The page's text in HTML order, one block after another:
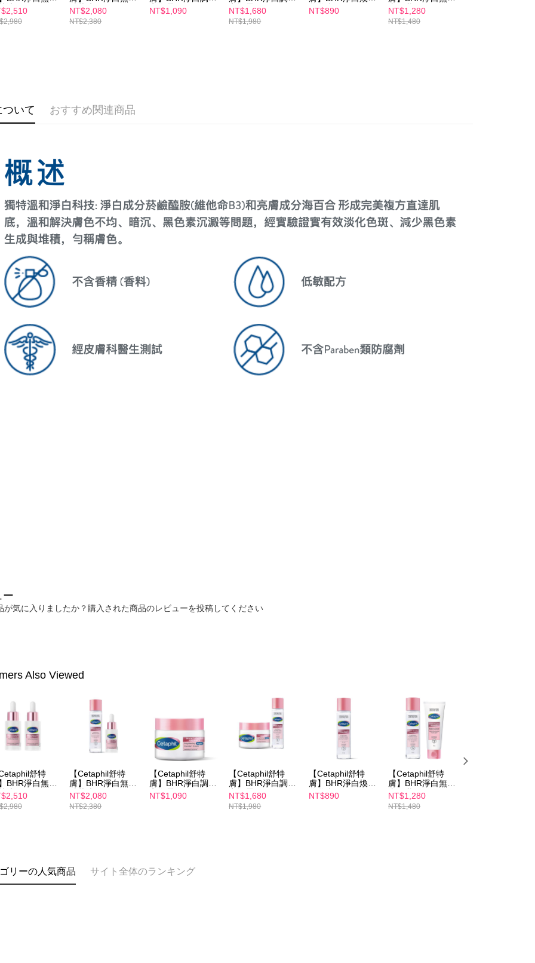
AFTEE公式ホームページの『個人情報の収集、処理及び利用に関する声
明』をご参照ください（https://aftee.tw/privacypolicy/）。
液 30ml x2
精華液 30ml+BHR
淨白煥新化妝水
150mL
NT$2,080
NT$2,380
安撫霜 50g
NT$1,090
安撫霜 50g+BHR
淨白煥新化妝水
150mL
NT$1,680
NT$1,980
化妝水 150mL
NT$890
潔面乳 100g+BHR
淨白煥新化妝水
150mL
NT$1,280
NT$1,480
いて おすすめ関連商品
ー
が気に入りましたか？購入された商品のレビューを投稿してください
Also Viewed
Cetaphil舒特
BHR淨白無暇
液 30ml x2
【Cetaphil舒特
膚】BHR淨白無暇
精華液 30ml+BHR
淨白煥新化妝水
150mL
NT$2,080
NT$2,380
【Cetaphil舒特
膚】BHR淨白調理
安撫霜 50g
NT$1,090
【Cetaphil舒特
膚】BHR淨白調理
安撫霜 50g+BHR
淨白煥新化妝水
150mL
NT$1,680
NT$1,980
【Cetaphil舒特
膚】BHR淨白煥新
化妝水 150mL
NT$890
【Cetaphil舒特
膚】BHR淨白無瑕
潔面乳 100g+BHR
淨白煥新化妝水
150mL
NT$1,280
NT$1,480
リーの人気商品 サイト全体のランキング